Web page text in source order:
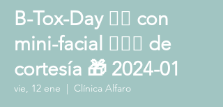
B-Tox-Day 👩‍⚕️ con
mini-facial 🧖🏻‍♀️ de
cortesía 🎁 2024-01
vie, 12 ene
  |
Clínica Alfaro